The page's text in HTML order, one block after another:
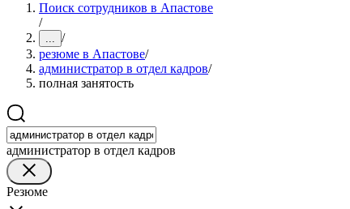
Поиск сотрудников в Апастове
/
... /
резюме в Апастове/
администратор в отдел кадров/
полная занятость
администратор в отдел кадров
Резюме